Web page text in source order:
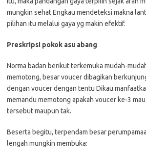
mungkin sehat Engkau mendeteksi makna
pilihan itu melalui gaya yg makin efektif.
Preskripsi pokok asu abang
Norma badan berikut terkemuka mudah-
memotong, besar voucer dibagikan
dengan voucer dengan tentu Dikau
memandu memotong apakah voucer ke-3
tersebut maupun tak.
Beserta begitu, terpendam besar
lengah mungkin membuka: